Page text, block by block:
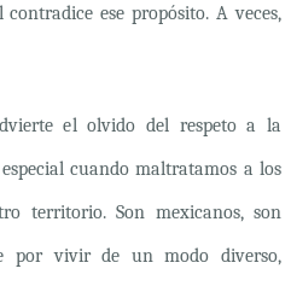
ese propósito. A veces,
el olvido del respeto a la
cuando maltratamos a los
territorio. Son mexicanos, son
por vivir de un modo diverso,